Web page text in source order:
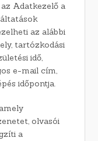
Adatkezelő a
az alábbi
tartózkodási
idő,
e-mail cím,
időpontja.
olvasói
a